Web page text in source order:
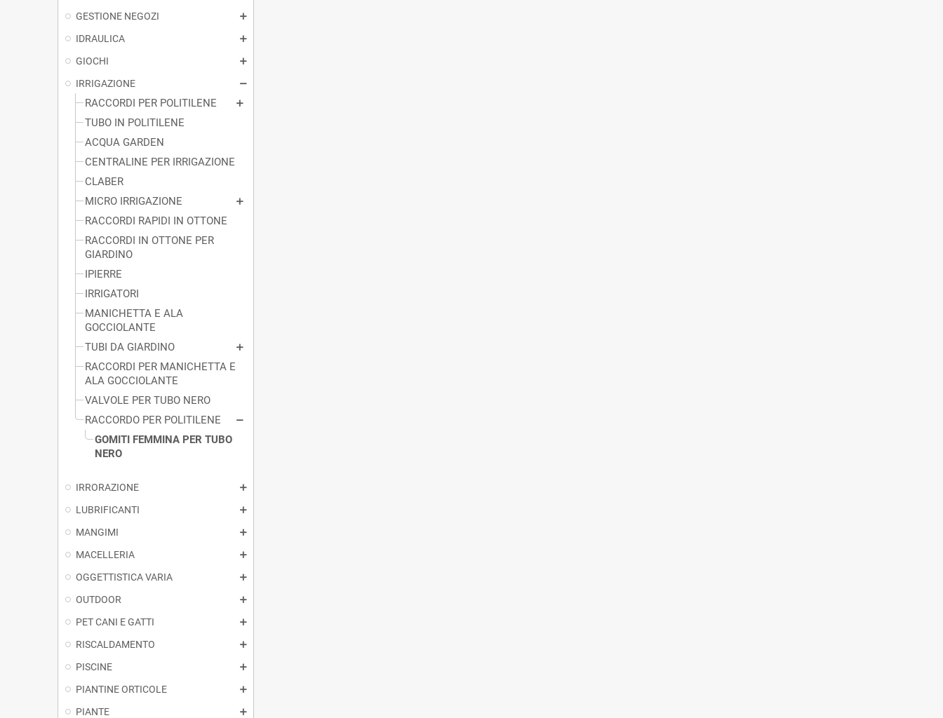
GESTIONE NEGOZI
IDRAULICA
GIOCHI
IRRIGAZIONE
RACCORDI PER POLITILENE
TUBO IN POLITILENE
ACQUA GARDEN
CENTRALINE PER IRRIGAZIONE
CLABER
MICRO IRRIGAZIONE
RACCORDI RAPIDI IN OTTONE
RACCORDI IN OTTONE PER
GIARDINO
IPIERRE
IRRIGATORI
MANICHETTA E ALA
GOCCIOLANTE
TUBI DA GIARDINO
RACCORDI PER MANICHETTA E
ALA GOCCIOLANTE
VALVOLE PER TUBO NERO
RACCORDO PER POLITILENE
GOMITI FEMMINA PER TUBO
NERO
IRRORAZIONE
LUBRIFICANTI
MANGIMI
MACELLERIA
OGGETTISTICA VARIA
OUTDOOR
PET CANI E GATTI
RISCALDAMENTO
PISCINE
PIANTINE ORTICOLE
PIANTE